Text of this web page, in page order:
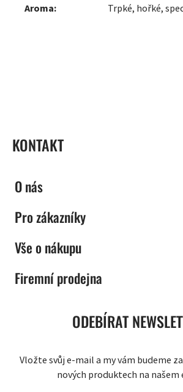
Aroma: Trpké, hořké,
KONTAKT
O nás
Pro zákazníky
Vše o nákupu
Firemní prodejna
ODEBÍRAT
Vložte svůj e-mail a my vám budeme
nových produktech na našem